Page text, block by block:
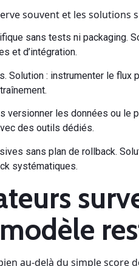
souvent et les solutions
sans tests ni packaging.
et d’intégration.
Solution : instrumenter le
versionner les données ou le
des outils dédiés.
sans plan de rollback.
systématiques.
au-delà du simple score